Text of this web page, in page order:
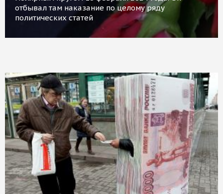
отбывал там наказание по целому ряду
политических статей